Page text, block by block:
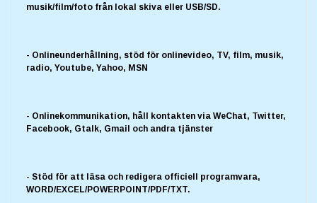
musik/film/foto från lokal skiva eller USB/SD.
- Onlineunderhållning, stöd för onlinevideo, TV, film, musik,
radio, Youtube, Yahoo, MSN
- Onlinekommunikation, håll kontakten via WeChat, Twitter,
Facebook, Gtalk, Gmail och andra tjänster
- Stöd för att läsa och redigera officiell programvara,
WORD/EXCEL/POWERPOINT/PDF/TXT.